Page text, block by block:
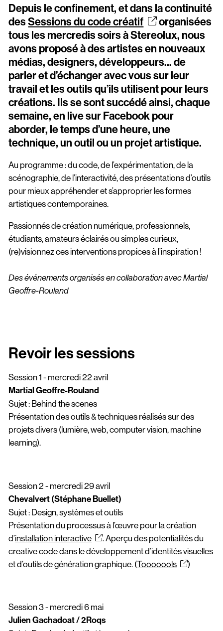
Depuis le confinement, et dans la continuité
desSessions du code créatif
organisées
tous les mercredis soirs à Stereolux, nous
avons proposé à des artistes en nouveaux
médias, designers, développeurs... de
parler et d’échanger avec vous sur leur
travail et les outils qu’ils utilisent pour leurs
créations. Ils se sont succédé ainsi, chaque
semaine, en live sur Facebook pour
aborder, le temps d’une heure, une
technique, un outil ou un projet artistique.
Au programme : du code, de l’expérimentation, de la
scénographie, de l’interactivité, des présentations d’outils
pour mieux appréhender et s’approprier les formes
artistiques contemporaines.
Passionnés de création numérique, professionnels,
étudiants, amateurs éclairés ou simples curieux,
(re)visionnez ces interventions propices à l’inspiration !
Des événements organisés en collaboration avec Martial
Geoffre-Rouland
Revoir les sessions
Session 1 - mercredi 22 avril
Martial Geoffre-Rouland
Sujet : Behind the scenes
Présentation des outils & techniques réalisés sur des
projets divers (lumière, web, computer vision, machine
learning).
Session 2 - mercredi 29 avril
Chevalvert (Stéphane Buellet)​
Sujet : Design, systèmes et outils
Présentation du processus à l’œuvre pour la création
d’installation interactive
. Aperçu des potentialités du
creative code dans le développement d’identités visuelles
et d’outils de génération graphique. (Tooooools )
Session 3 - mercredi 6 mai
Julien Gachadoat​ / 2Roqs​
Résidences
Espace pro
Partenaires
Location / Privatisation